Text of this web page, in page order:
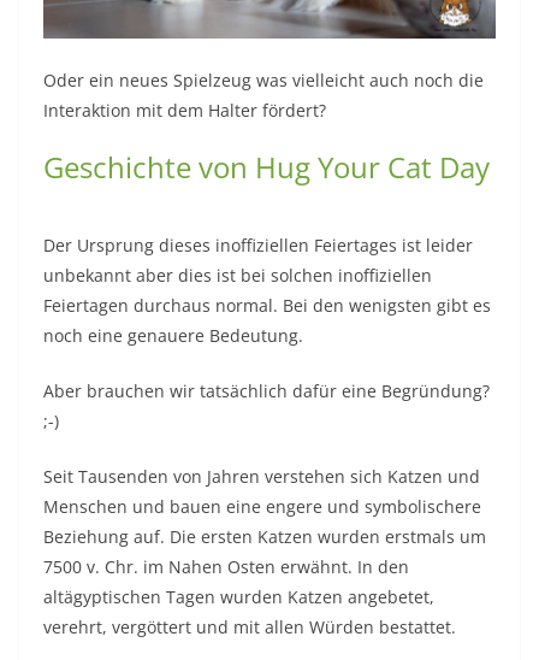
Oder ein neues Spielzeug was vielleicht auch noch die
Interaktion mit dem Halter fördert?
Geschichte von Hug Your Cat Day
Der Ursprung dieses inoffiziellen Feiertages ist leider
unbekannt aber dies ist bei solchen inoffiziellen
Feiertagen durchaus normal. Bei den wenigsten gibt es
noch eine genauere Bedeutung.
Aber brauchen wir tatsächlich dafür eine Begründung?
;-)
Seit Tausenden von Jahren verstehen sich Katzen und
Menschen und bauen eine engere und symbolischere
Beziehung auf. Die ersten Katzen wurden erstmals um
7500 v. Chr. im Nahen Osten erwähnt. In den
altägyptischen Tagen wurden Katzen angebetet,
verehrt, vergöttert und mit allen Würden bestattet.